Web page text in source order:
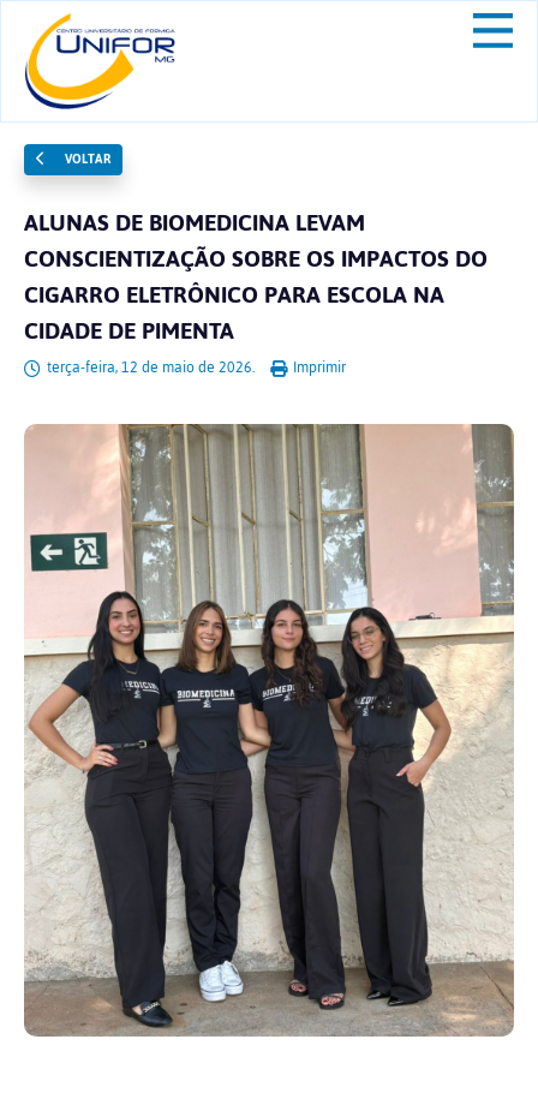
VOLTAR
ALUNAS DE BIOMEDICINA LEVAM
CONSCIENTIZAÇÃO SOBRE OS IMPACTOS DO
CIGARRO ELETRÔNICO PARA ESCOLA NA
CIDADE DE PIMENTA
terça-feira, 12 de maio de 2026. Imprimir